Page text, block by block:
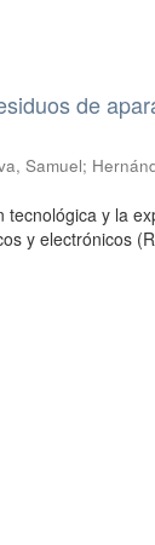
de
Samuel;
y la
y electrónicos